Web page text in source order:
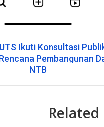
Ikuti Konsultasi Publik
Pembangunan
NTB
Related